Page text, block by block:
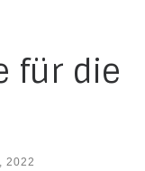
für die
2022